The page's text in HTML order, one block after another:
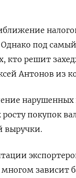
под
кто решит
Антонов из
покупок
выручки.
зависит